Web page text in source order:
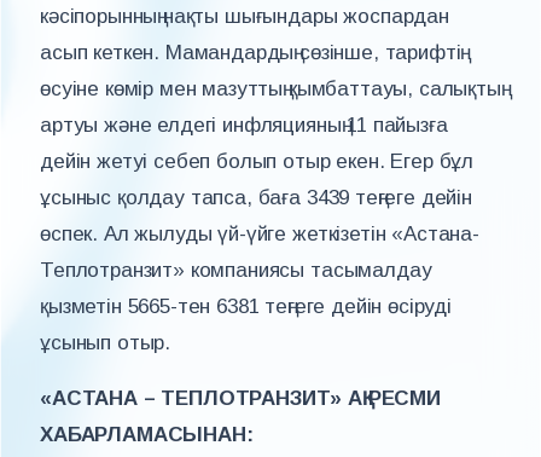
кәсіпорынның нақты шығындары жоспардан
асып кеткен. Мамандардың сөзінше, тарифтің
өсуіне көмір мен мазуттың қымбаттауы, салықтың
артуы және елдегі инфляцияның 11 пайызға
дейін жетуі себеп болып отыр екен. Егер бұл
ұсыныс қолдау тапса, баға 3439 теңгеге дейін
өспек. Ал жылуды үй-үйге жеткізетін «Астана-
Теплотранзит» компаниясы тасымалдау
қызметін 5665-тен 6381 теңгеге дейін өсіруді
ұсынып отыр.
«АСТАНА – ТЕПЛОТРАНЗИТ» АҚ РЕСМИ
ХАБАРЛАМАСЫНАН: